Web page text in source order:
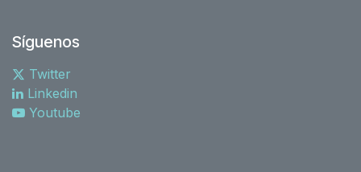
Síguenos
Twitter
Linkedin
Youtube